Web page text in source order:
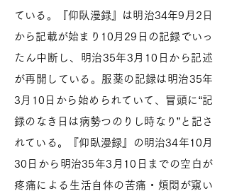
ている。『仰臥漫録』は明治34年9月2日
から記載が始まり10月29日の記録でいっ
たん中断し、明治35年3月10日から記述
が再開している。服薬の記録は明治35年
3月10日から始められていて、冒頭に“記
録のなき日は病勢つのりし時なり”と記さ
れている。『仰臥漫録』の明治34年10月
30日から明治35年3月10日までの空白が
疼痛による生活自体の苦痛・煩悶が窺い